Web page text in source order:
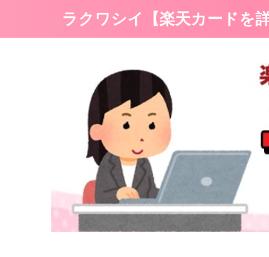
ラクワシイ【楽天カードを